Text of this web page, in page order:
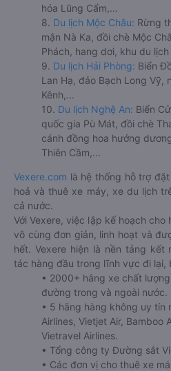
hóa Lũng Cẩm,...
8. Du lịch Mộc Châu: Rừng
mận Nà Ka, đồi chè Mộc
Phách, hang dơi, khu du
9. Du lịch Hải Phòng: Biển
Lan Hạ, đảo Bạch Long Vỹ,
Kênh,...
10. Du lịch Nghệ An: Biển
quốc gia Pù Mát, đồi chè
cánh đồng hoa hướng
Thiên Cầm,...
Vexere.com là hệ thống hỗ trợ
hoả và thuê xe máy, xe du lịch
cả nước.
Với Vexere, việc lập kế hoạch
vô cùng đơn giản, linh hoạt và
hết. Vexere hiện là nền tảng kết
tác hàng đầu trong lĩnh vực đi lại,
• 2000+ hãng xe chất
đường trong và ngoài nước.
• 5 hãng hàng không uy tín
Airlines, Vietjet Air, Bamboo
Vietravel Airlines.
• Tổng công ty Đường sắt
• Các đơn vị cho thuê xe